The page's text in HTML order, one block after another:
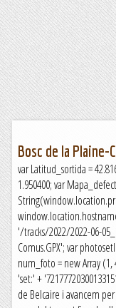
Bosc de la Plaine-
var Latitud_sortida =
1.950400; var
'/tracks/2022/2022-06-
Comus.GPX'; var
num_foto = new Array (1,
'set:' +
de Belcaire i avancem